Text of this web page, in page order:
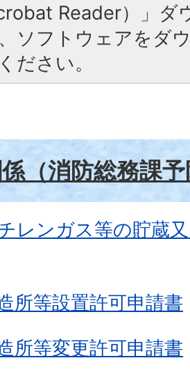
Reader）」ダ
ソフトウェアをダ
ださい。
（消防総務課
レンガス等の貯蔵
所等設置許可申請書
所等変更許可申請書